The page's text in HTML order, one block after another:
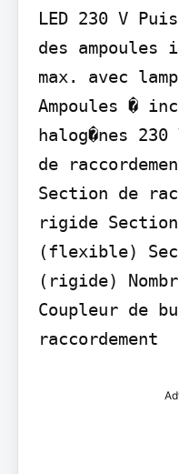
LED 230 V
des ampoules
max. avec
Ampoules �
halog�nes 230
de
Section de
rigide
(flexible)
(rigide)
Coupleur de
raccordement